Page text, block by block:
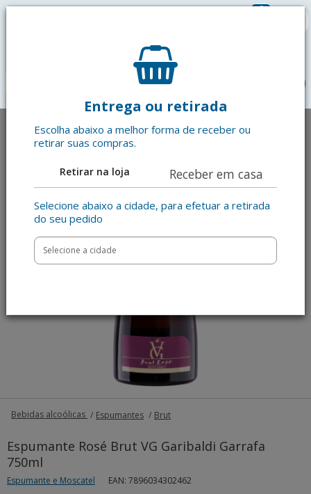
0
Entrega ou retirada
Escolha abaixo a melhor forma de receber ou
retirar suas compras.
Retirar na loja Receber em casa
Selecione abaixo a cidade, para efetuar a retirada
do seu pedido
Bebidas alcoólicas Espumantes Brut
Espumante Rosé Brut VG Garibaldi Garrafa
750ml
Espumante e Moscatel EAN: 7896034302462